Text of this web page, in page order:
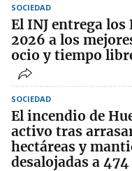
SOCIEDAD
El INJ entrega los
2026 a los
ocio y tiempo
SOCIEDAD
El incendio de
activo tras
hectáreas y
desalojadas a